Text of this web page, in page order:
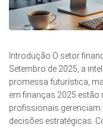
Introdução O setor
Setembro de 2025, a
promessa futurística,
em finanças 2025
profissionais
decisões estratégicas.